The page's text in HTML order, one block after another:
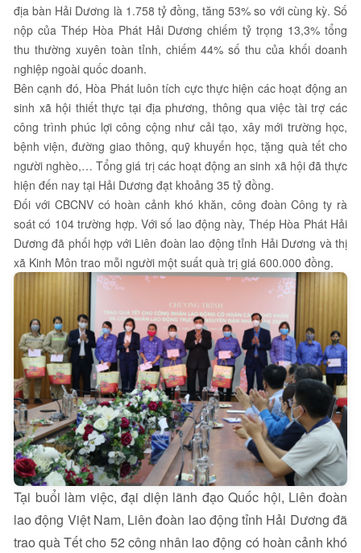
địa bàn Hải Dương là 1.758 tỷ đồng, tăng 53% so với cùng kỳ. Số
nộp của Thép Hòa Phát Hải Dương chiếm tỷ trọng 13,3% tổng
thu thường xuyên toàn tỉnh, chiếm 44% số thu của khối doanh
nghiệp ngoài quốc doanh.
Bên cạnh đó, Hòa Phát luôn tích cực thực hiện các hoạt động an
sinh xã hội thiết thực tại địa phương, thông qua việc tài trợ các
công trình phúc lợi công cộng như cải tạo, xây mới trường học,
bệnh viện, đường giao thông, quỹ khuyến học, tặng quà tết cho
người nghèo,… Tổng giá trị các hoạt động an sinh xã hội đã thực
hiện đến nay tại Hải Dương đạt khoảng 35 tỷ đồng.
Đối với CBCNV có hoàn cảnh khó khăn, công đoàn Công ty rà
soát có 104 trường hợp. Với số lao động này, Thép Hòa Phát Hải
Dương đã phối hợp với Liên đoàn lao động tỉnh Hải Dương và thị
xã Kinh Môn trao mỗi người một suất quà trị giá 600.000 đồng.
Tại buổi làm việc, đại diện lãnh đạo Quốc hội, Liên đoàn
lao động Việt Nam, Liên đoàn lao động tỉnh Hải Dương đã
trao quà Tết cho 52 công nhân lao động có hoàn cảnh khó